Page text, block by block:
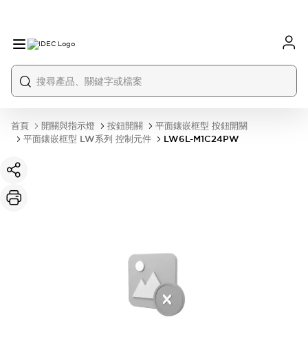
首頁 開關與指示燈 按鈕開關
平面鑲嵌框型 按鈕開關
平面鑲嵌框型 LW系列 控制元件
LW6L-M1C24PW